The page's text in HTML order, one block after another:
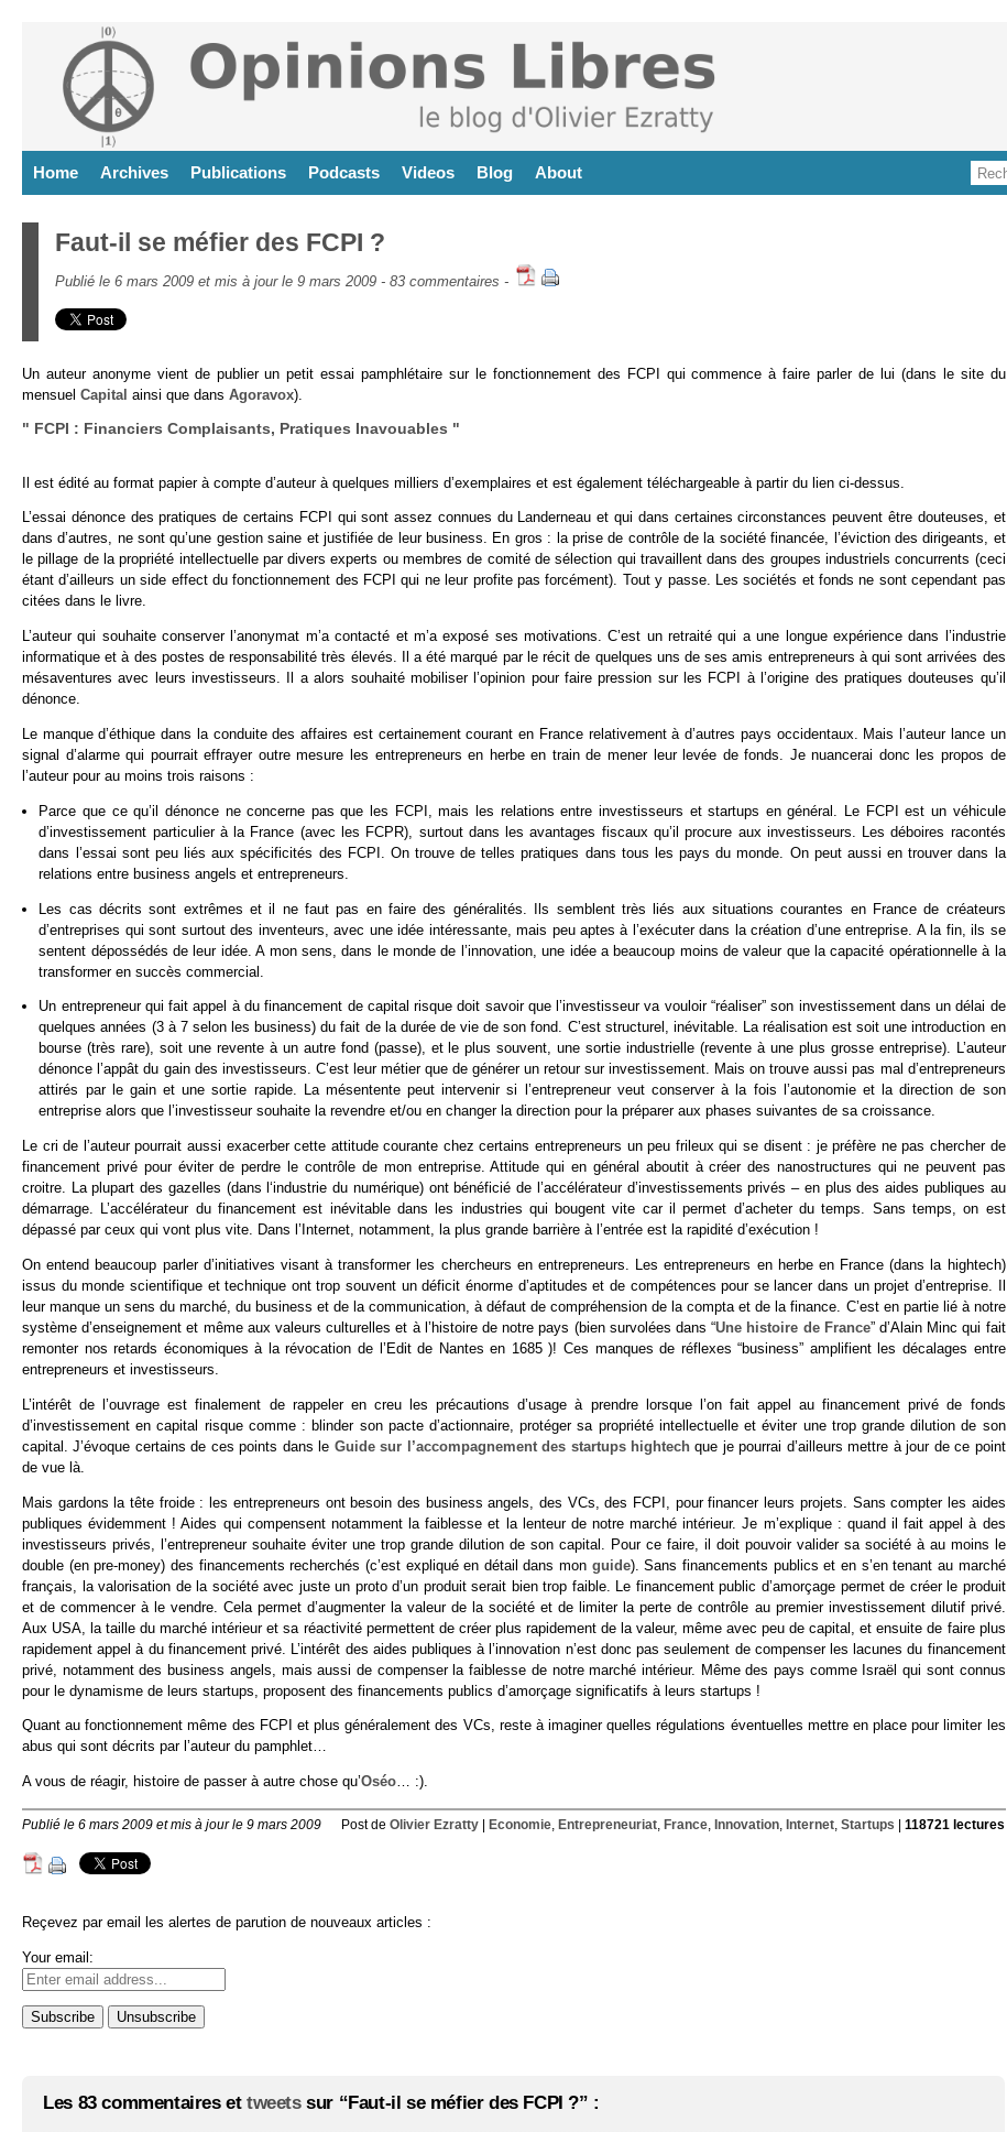
Home Archives Publications Podcasts Videos Blog About
Faut-il se méfier des FCPI ?
Publié le 6 mars 2009 et mis à jour le 9 mars 2009 - 83 commentaires -
Un auteur anonyme vient de publier un petit essai pamphlétaire sur le fonctionnement des FCPI qui commence à faire parler de lui (dans le site du
mensuel Capital ainsi que dans Agoravox).
" FCPI : Financiers Complaisants, Pratiques Inavouables "
Il est édité au format papier à compte d’auteur à quelques milliers d’exemplaires et est également téléchargeable à partir du lien ci-dessus.
L’essai dénonce des pratiques de certains FCPI qui sont assez connues du Landerneau et qui dans certaines circonstances peuvent être douteuses, et
dans d’autres, ne sont qu’une gestion saine et justifiée de leur business. En gros : la prise de contrôle de la société financée, l’éviction des dirigeants, et
le pillage de la propriété intellectuelle par divers experts ou membres de comité de sélection qui travaillent dans des groupes industriels concurrents (ceci
étant d’ailleurs un side effect du fonctionnement des FCPI qui ne leur profite pas forcément). Tout y passe. Les sociétés et fonds ne sont cependant pas
citées dans le livre.
L’auteur qui souhaite conserver l’anonymat m’a contacté et m’a exposé ses motivations. C’est un retraité qui a une longue expérience dans l’industrie
informatique et à des postes de responsabilité très élevés. Il a été marqué par le récit de quelques uns de ses amis entrepreneurs à qui sont arrivées des
mésaventures avec leurs investisseurs. Il a alors souhaité mobiliser l’opinion pour faire pression sur les FCPI à l’origine des pratiques douteuses qu’il
dénonce.
Le manque d’éthique dans la conduite des affaires est certainement courant en France relativement à d’autres pays occidentaux. Mais l’auteur lance un
signal d’alarme qui pourrait effrayer outre mesure les entrepreneurs en herbe en train de mener leur levée de fonds. Je nuancerai donc les propos de
l’auteur pour au moins trois raisons :
Parce que ce qu’il dénonce ne concerne pas que les FCPI, mais les relations entre investisseurs et startups en général. Le FCPI est un véhicule
d’investissement particulier à la France (avec les FCPR), surtout dans les avantages fiscaux qu’il procure aux investisseurs. Les déboires racontés
dans l’essai sont peu liés aux spécificités des FCPI. On trouve de telles pratiques dans tous les pays du monde. On peut aussi en trouver dans la
relations entre business angels et entrepreneurs.
Les cas décrits sont extrêmes et il ne faut pas en faire des généralités. Ils semblent très liés aux situations courantes en France de créateurs
d’entreprises qui sont surtout des inventeurs, avec une idée intéressante, mais peu aptes à l’exécuter dans la création d’une entreprise. A la fin, ils se
sentent dépossédés de leur idée. A mon sens, dans le monde de l’innovation, une idée a beaucoup moins de valeur que la capacité opérationnelle à la
transformer en succès commercial.
Un entrepreneur qui fait appel à du financement de capital risque doit savoir que l’investisseur va vouloir “réaliser” son investissement dans un délai de
quelques années (3 à 7 selon les business) du fait de la durée de vie de son fond. C’est structurel, inévitable. La réalisation est soit une introduction en
bourse (très rare), soit une revente à un autre fond (passe), et le plus souvent, une sortie industrielle (revente à une plus grosse entreprise). L’auteur
dénonce l’appât du gain des investisseurs. C’est leur métier que de générer un retour sur investissement. Mais on trouve aussi pas mal d’entrepreneurs
attirés par le gain et une sortie rapide. La mésentente peut intervenir si l’entrepreneur veut conserver à la fois l’autonomie et la direction de son
entreprise alors que l’investisseur souhaite la revendre et/ou en changer la direction pour la préparer aux phases suivantes de sa croissance.
Le cri de l’auteur pourrait aussi exacerber cette attitude courante chez certains entrepreneurs un peu frileux qui se disent : je préfère ne pas chercher de
financement privé pour éviter de perdre le contrôle de mon entreprise. Attitude qui en général aboutit à créer des nanostructures qui ne peuvent pas
croitre. La plupart des gazelles (dans l‘industrie du numérique) ont bénéficié de l’accélérateur d’investissements privés – en plus des aides publiques au
démarrage. L’accélérateur du financement est inévitable dans les industries qui bougent vite car il permet d’acheter du temps. Sans temps, on est
dépassé par ceux qui vont plus vite. Dans l’Internet, notamment, la plus grande barrière à l’entrée est la rapidité d’exécution !
On entend beaucoup parler d’initiatives visant à transformer les chercheurs en entrepreneurs. Les entrepreneurs en herbe en France (dans la hightech)
issus du monde scientifique et technique ont trop souvent un déficit énorme d’aptitudes et de compétences pour se lancer dans un projet d’entreprise. Il
leur manque un sens du marché, du business et de la communication, à défaut de compréhension de la compta et de la finance. C’est en partie lié à notre
système d’enseignement et même aux valeurs culturelles et à l’histoire de notre pays (bien survolées dans “Une histoire de France” d’Alain Minc qui fait
remonter nos retards économiques à la révocation de l’Edit de Nantes en 1685 )! Ces manques de réflexes “business” amplifient les décalages entre
entrepreneurs et investisseurs.
L’intérêt de l’ouvrage est finalement de rappeler en creu les précautions d’usage à prendre lorsque l’on fait appel au financement privé de fonds
d’investissement en capital risque comme : blinder son pacte d’actionnaire, protéger sa propriété intellectuelle et éviter une trop grande dilution de son
capital. J’évoque certains de ces points dans le Guide sur l’accompagnement des startups hightech que je pourrai d’ailleurs mettre à jour de ce point
de vue là.
Mais gardons la tête froide : les entrepreneurs ont besoin des business angels, des VCs, des FCPI, pour financer leurs projets. Sans compter les aides
publiques évidemment ! Aides qui compensent notamment la faiblesse et la lenteur de notre marché intérieur. Je m’explique : quand il fait appel à des
investisseurs privés, l’entrepreneur souhaite éviter une trop grande dilution de son capital. Pour ce faire, il doit pouvoir valider sa société à au moins le
double (en pre-money) des financements recherchés (c’est expliqué en détail dans mon guide). Sans financements publics et en s’en tenant au marché
français, la valorisation de la société avec juste un proto d’un produit serait bien trop faible. Le financement public d’amorçage permet de créer le produit
et de commencer à le vendre. Cela permet d’augmenter la valeur de la société et de limiter la perte de contrôle au premier investissement dilutif privé.
Aux USA, la taille du marché intérieur et sa réactivité permettent de créer plus rapidement de la valeur, même avec peu de capital, et ensuite de faire plus
rapidement appel à du financement privé. L’intérêt des aides publiques à l’innovation n’est donc pas seulement de compenser les lacunes du financement
privé, notamment des business angels, mais aussi de compenser la faiblesse de notre marché intérieur. Même des pays comme Israël qui sont connus
pour le dynamisme de leurs startups, proposent des financements publics d’amorçage significatifs à leurs startups !
Quant au fonctionnement même des FCPI et plus généralement des VCs, reste à imaginer quelles régulations éventuelles mettre en place pour limiter les
abus qui sont décrits par l’auteur du pamphlet…
A vous de réagir, histoire de passer à autre chose qu’Oséo… :).
Publié le 6 mars 2009 et mis à jour le 9 mars 2009 Post de Olivier Ezratty| Economie, Entrepreneuriat, France, Innovation, Internet, Startups 118721 lectures
Reçevez par email les alertes de parution de nouveaux articles :
Your email:
Les 83 commentaires et tweetssur “Faut-il se méfier des FCPI ?” :